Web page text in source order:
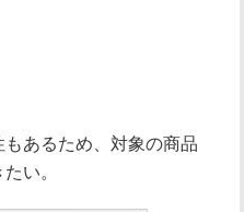
あるため、対象の商品
い。